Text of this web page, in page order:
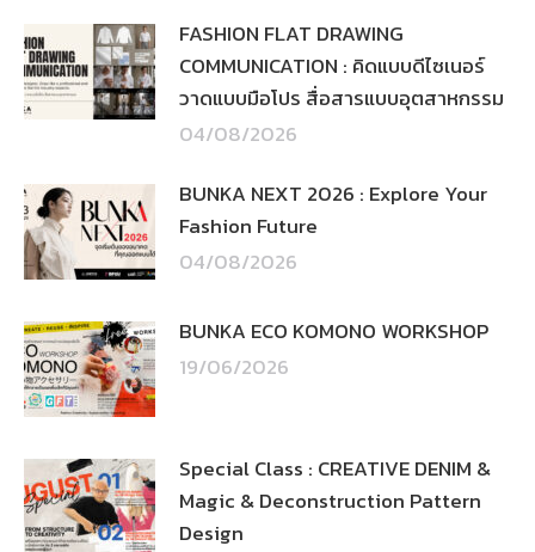
FASHION FLAT DRAWING
COMMUNICATION : คิดแบบดีไซเนอร์
วาดแบบมือโปร สื่อสารแบบอุตสาหกรรม
04/08/2026
BUNKA NEXT 2026 : Explore Your
Fashion Future
04/08/2026
BUNKA ECO KOMONO WORKSHOP
19/06/2026
Special Class : CREATIVE DENIM &
Magic & Deconstruction Pattern
Design